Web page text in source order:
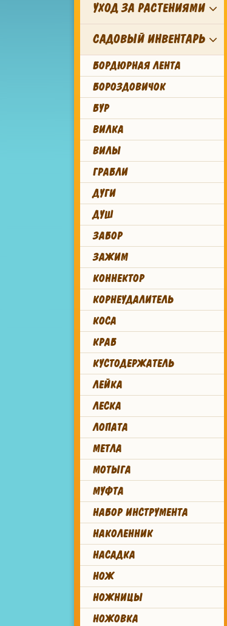
УХОД ЗА РАСТЕНИЯМИ
САДОВЫЙ ИНВЕНТАРЬ
БОРДЮРНАЯ ЛЕНТА
БОРОЗДОВИЧОК
БУР
ВИЛКА
ВИЛЫ
ГРАБЛИ
ДУГИ
ДУШ
ЗАБОР
ЗАЖИМ
КОННЕКТОР
КОРНЕУДАЛИТЕЛЬ
КОСА
КРАБ
КУСТОДЕРЖАТЕЛЬ
ЛЕЙКА
ЛЕСКА
ЛОПАТА
МЕТЛА
МОТЫГА
МУФТА
НАБОР ИНСТРУМЕНТА
НАКОЛЕННИК
НАСАДКА
НОЖ
НОЖНИЦЫ
НОЖОВКА